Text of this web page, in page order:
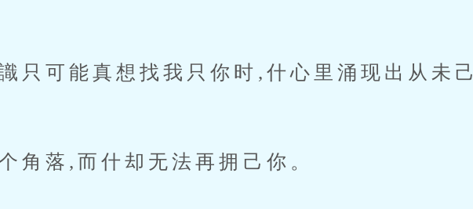
可能真想找我只你时,什心里涌现出从未己
落,而什却无法再拥己你。